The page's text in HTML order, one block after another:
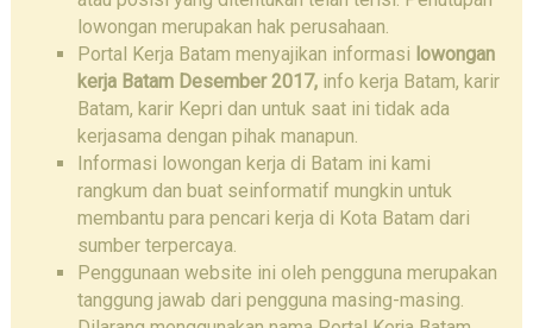
lowongan merupakan hak perusahaan.
Portal Kerja Batam menyajikan informasi lowongan
kerja Batam Desember 2017,info kerja Batam, karir
Batam, karir Kepri dan untuk saat ini tidak ada
kerjasama dengan pihak manapun.
Informasi lowongan kerja di Batam ini kami
rangkum dan buat seinformatif mungkin untuk
membantu para pencari kerja di Kota Batam dari
sumber terpercaya.
Penggunaan website ini oleh pengguna merupakan
tanggung jawab dari pengguna masing-masing.